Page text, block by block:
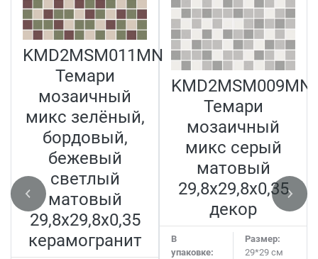
KMD2MSM011MN
Темари
мозаичный
микс зелёный,
бордовый,
бежевый
светлый
матовый
29,8x29,8x0,35
керамогранит
KMD2MSM009MN
Темари
мозаичный
микс серый
матовый
29,8x29,8x0,35
декор
В
упаковке:
Размер:
29*29 см